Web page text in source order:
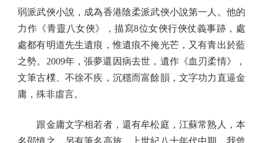
弱派武俠小說，成為香港陰柔派武俠小說第一人。他的
力作《青靈八女俠》，描寫8位女俠行俠仗義事跡，處
處都有明道先生遺痕，惟遺痕不掩光芒，又有青出於藍
之勢。2009年，張夢還因病去世，遺作《血刃柔情》，
文筆古樸、不徐不疾，沉穩而富餘韻，文字功力直逼金
庸，殊非虛言。
跟金庸文字相若者，還有牟松庭，江蘇常熟人，本
名邵慎之，另有筆名高旅，上世紀八十年代中期，我曾